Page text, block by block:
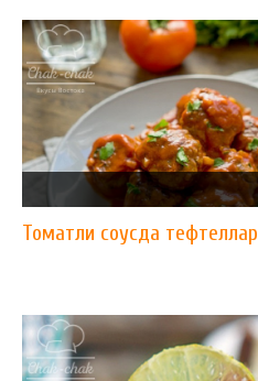
Томатли соусда тефтеллар